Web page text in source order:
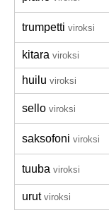
trumpetti viroksi
kitara viroksi
huilu viroksi
sello viroksi
saksofoni viroksi
tuuba viroksi
urut viroksi